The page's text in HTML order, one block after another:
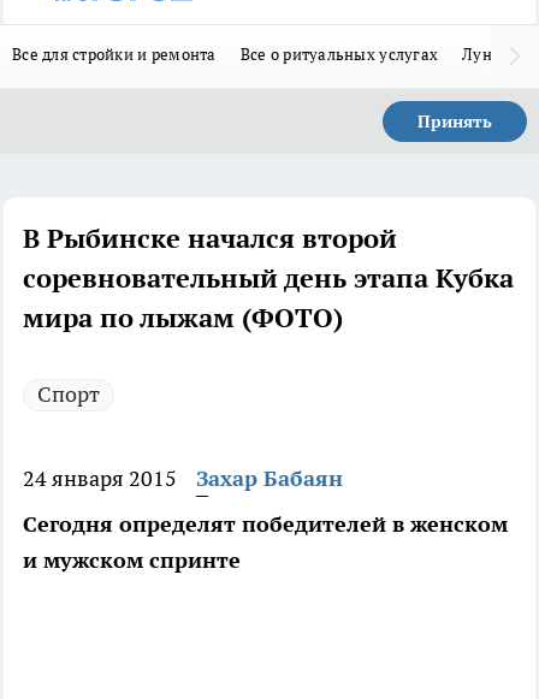
Все для стройки и ремонта Все о ритуальных услугах Лунно-
Принять
В Рыбинске начался второй
соревновательный день этапа Кубка
мира по лыжам (ФОТО)
Спорт
24 января 2015
Захар Бабаян
Сегодня определят победителей в женском
и мужском спринте